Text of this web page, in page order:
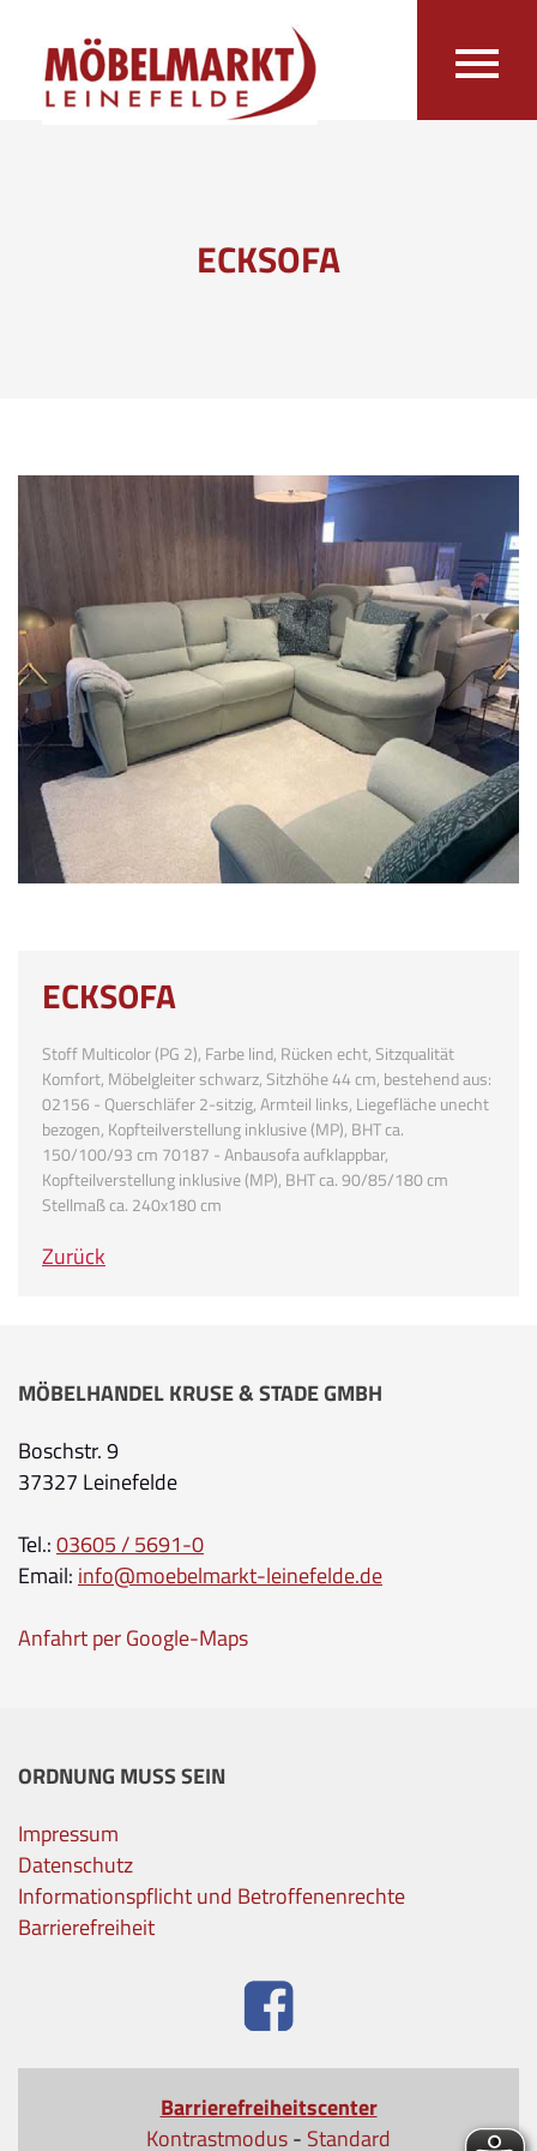
ECKSOFA
ECKSOFA
Stoff Multicolor (PG 2), Farbe lind, Rücken echt, Sitzqualität
Komfort, Möbelgleiter schwarz, Sitzhöhe 44 cm, bestehend aus:
02156 - Querschläfer 2-sitzig, Armteil links, Liegefläche unecht
bezogen, Kopfteilverstellung inklusive (MP), BHT ca.
150/100/93 cm 70187 - Anbausofa aufklappbar,
Kopfteilverstellung inklusive (MP), BHT ca. 90/85/180 cm
Stellmaß ca. 240x180 cm
Zurück
MÖBELHANDEL KRUSE & STADE GMBH
Boschstr. 9
37327 Leinefelde
Tel.:03605 / 5691-0
Email: info@moebelmarkt-leinefelde.de
Anfahrt per Google-Maps
ORDNUNG MUSS SEIN
Impressum
Datenschutz
Informationspflicht und Betroffenenrechte
Barrierefreiheit
Barrierefreiheitscenter
Kontrastmodus- Standard